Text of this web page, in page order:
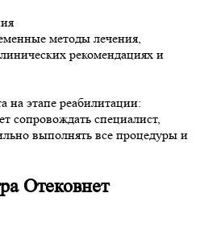
методы лечения,
рекомендациях и
на этапе реабилитации:
сопровождать специалист,
выполнять все процедуры и
Отековнет